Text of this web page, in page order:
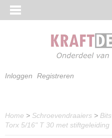
Inloggen Registreren
Home > Schroevendraaiers > Bits
Torx 5/16" T 30 met stiftgeleiding